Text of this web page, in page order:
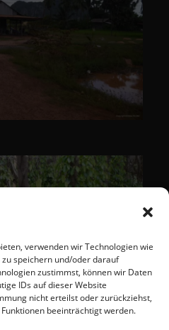
verwenden wir Technologien wie
speichern und/oder darauf
zustimmst, können wir Daten
IDs auf dieser Website
nicht erteilst oder zurückziehst,
beeinträchtigt werden.